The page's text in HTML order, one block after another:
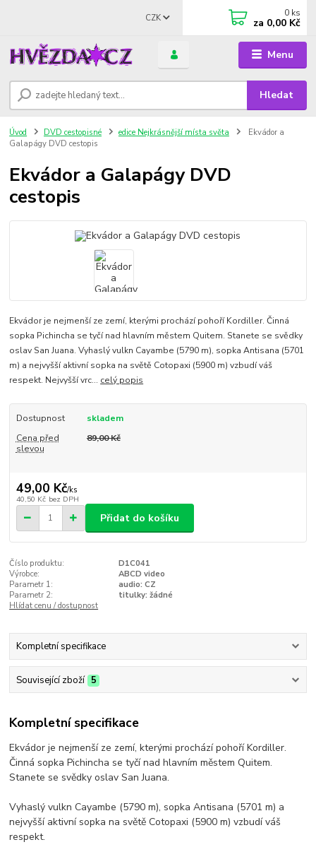
Menu
CZK
Hledat
0 ks
za 0,00 Kč
Úvod DVD cestopisné edice Nejkrásnější místa světa
Ekvádor a
Galapágy DVD cestopis
Ekvádor a Galapágy DVD
cestopis
Ekvádor je nejmenší ze zemí, kterými prochází pohoří Kordiller. Činná
sopka Pichincha se tyčí nad hlavním městem Quitem. Stanete se svědky
oslav San Juana. Vyhaslý vulkn Cayambe (5790 m), sopka Antisana (5701
m) a nejvyšší aktivní sopka na světě Cotopaxi (5900 m) vzbudí váš
respekt. Nejvyšší vrc... celý popis
Dostupnost
skladem
Cena před
slevou
89,00 Kč
49,00 Kč/ks
40,50 Kč bez DPH
Přidat do košíku
Číslo produktu:
D1C041
Výrobce:
ABCD video
Parametr 1:
audio: CZ
Parametr 2:
titulky: žádné
Hlídat cenu / dostupnost
Kompletní specifikace
Související zboží 5
Kompletní specifikace
Ekvádor je nejmenší ze zemí, kterými prochází pohoří Kordiller.
Činná sopka Pichincha se tyčí nad hlavním městem Quitem.
Stanete se svědky oslav San Juana.
Vyhaslý vulkn Cayambe (5790 m), sopka Antisana (5701 m) a
nejvyšší aktivní sopka na světě Cotopaxi (5900 m) vzbudí váš
respekt.